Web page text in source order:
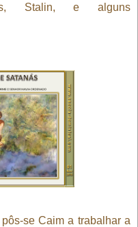
Stalin, e alguns
se Caim a trabalhar a